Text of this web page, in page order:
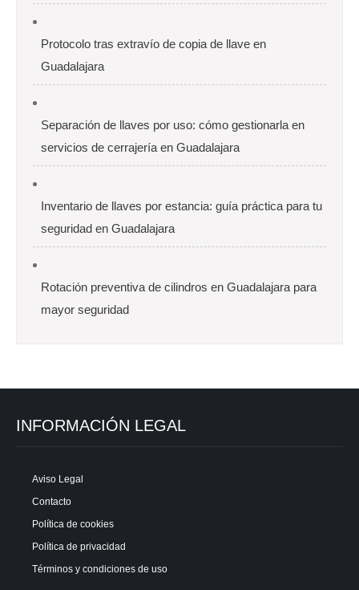
Protocolo tras extravío de copia de llave en
Guadalajara
Separación de llaves por uso: cómo gestionarla en
servicios de cerrajería en Guadalajara
Inventario de llaves por estancia: guía práctica para tu
seguridad en Guadalajara
Rotación preventiva de cilindros en Guadalajara para
mayor seguridad
INFORMACIÓN LEGAL
Aviso Legal
Contacto
Política de cookies
Política de privacidad
Términos y condiciones de uso